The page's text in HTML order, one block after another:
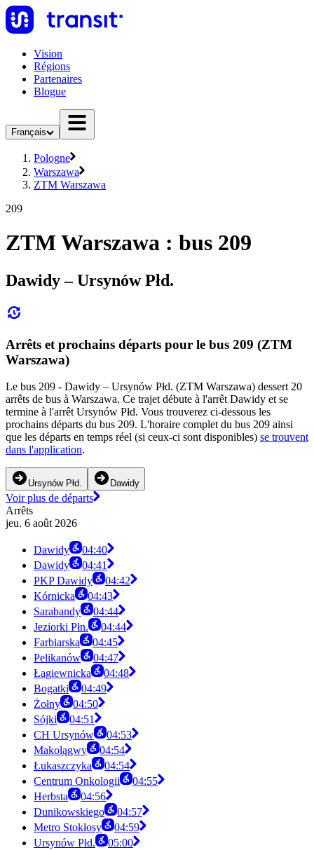
Vision
Régions
Partenaires
Blogue
Français
Pologne
Warszawa
ZTM Warszawa
209
ZTM Warszawa : bus 209
Dawidy – Ursynów Płd.
Arrêts et prochains départs pour le bus 209 (ZTM
Warszawa)
Le bus 209 - Dawidy – Ursynów Płd. (ZTM Warszawa) dessert 20
arrêts de bus à Warszawa. Ce trajet débute à l'arrêt Dawidy et se
termine à l'arrêt Ursynów Płd. Vous trouverez ci-dessous les
prochains départs du bus 209. L'horaire complet du bus 209 ainsi
que les départs en temps réel (si ceux-ci sont disponibles) se trouvent
dans l'application.
Ursynów Płd. Dawidy
Voir plus de départs
Arrêts
jeu. 6 août 2026
Dawidy
04:40
Dawidy
04:41
PKP Dawidy
04:42
Kórnicka
04:43
Sarabandy
04:44
Jeziorki Płn.
04:44
Farbiarska
04:45
Pelikanów
04:47
Łagiewnicka
04:48
Bogatki
04:49
Żołny
04:50
Sójki
04:51
CH Ursynów
04:53
Makolągwy
04:54
Łukaszczyka
04:54
Centrum Onkologii
04:55
Herbsta
04:56
Dunikowskiego
04:57
Metro Stokłosy
04:59
Ursynów Płd.
05:00